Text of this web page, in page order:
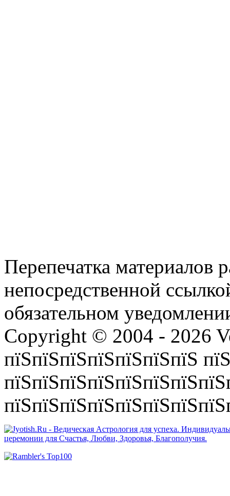
Перепечатка материалов
непосредственной
обязательном
Copyright © 2004 - 2026
пїЅпїЅпїЅпїЅпїЅпїЅпїЅ